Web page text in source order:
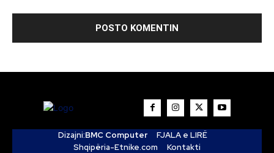
Dizajni:BMC Computer
FJALA e LIRË
Shqipëria-Etnike.com
Kontakti